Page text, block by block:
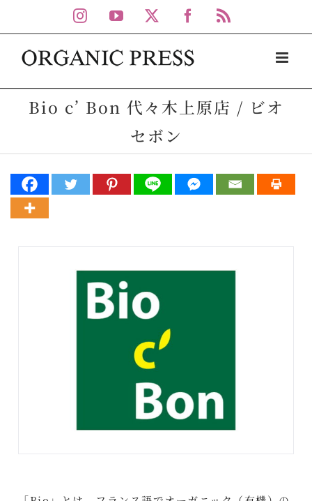
to
content
Instagram
YouTube Facebook
Bio c’ Bon 代々木上原店 / ビオ
セボン